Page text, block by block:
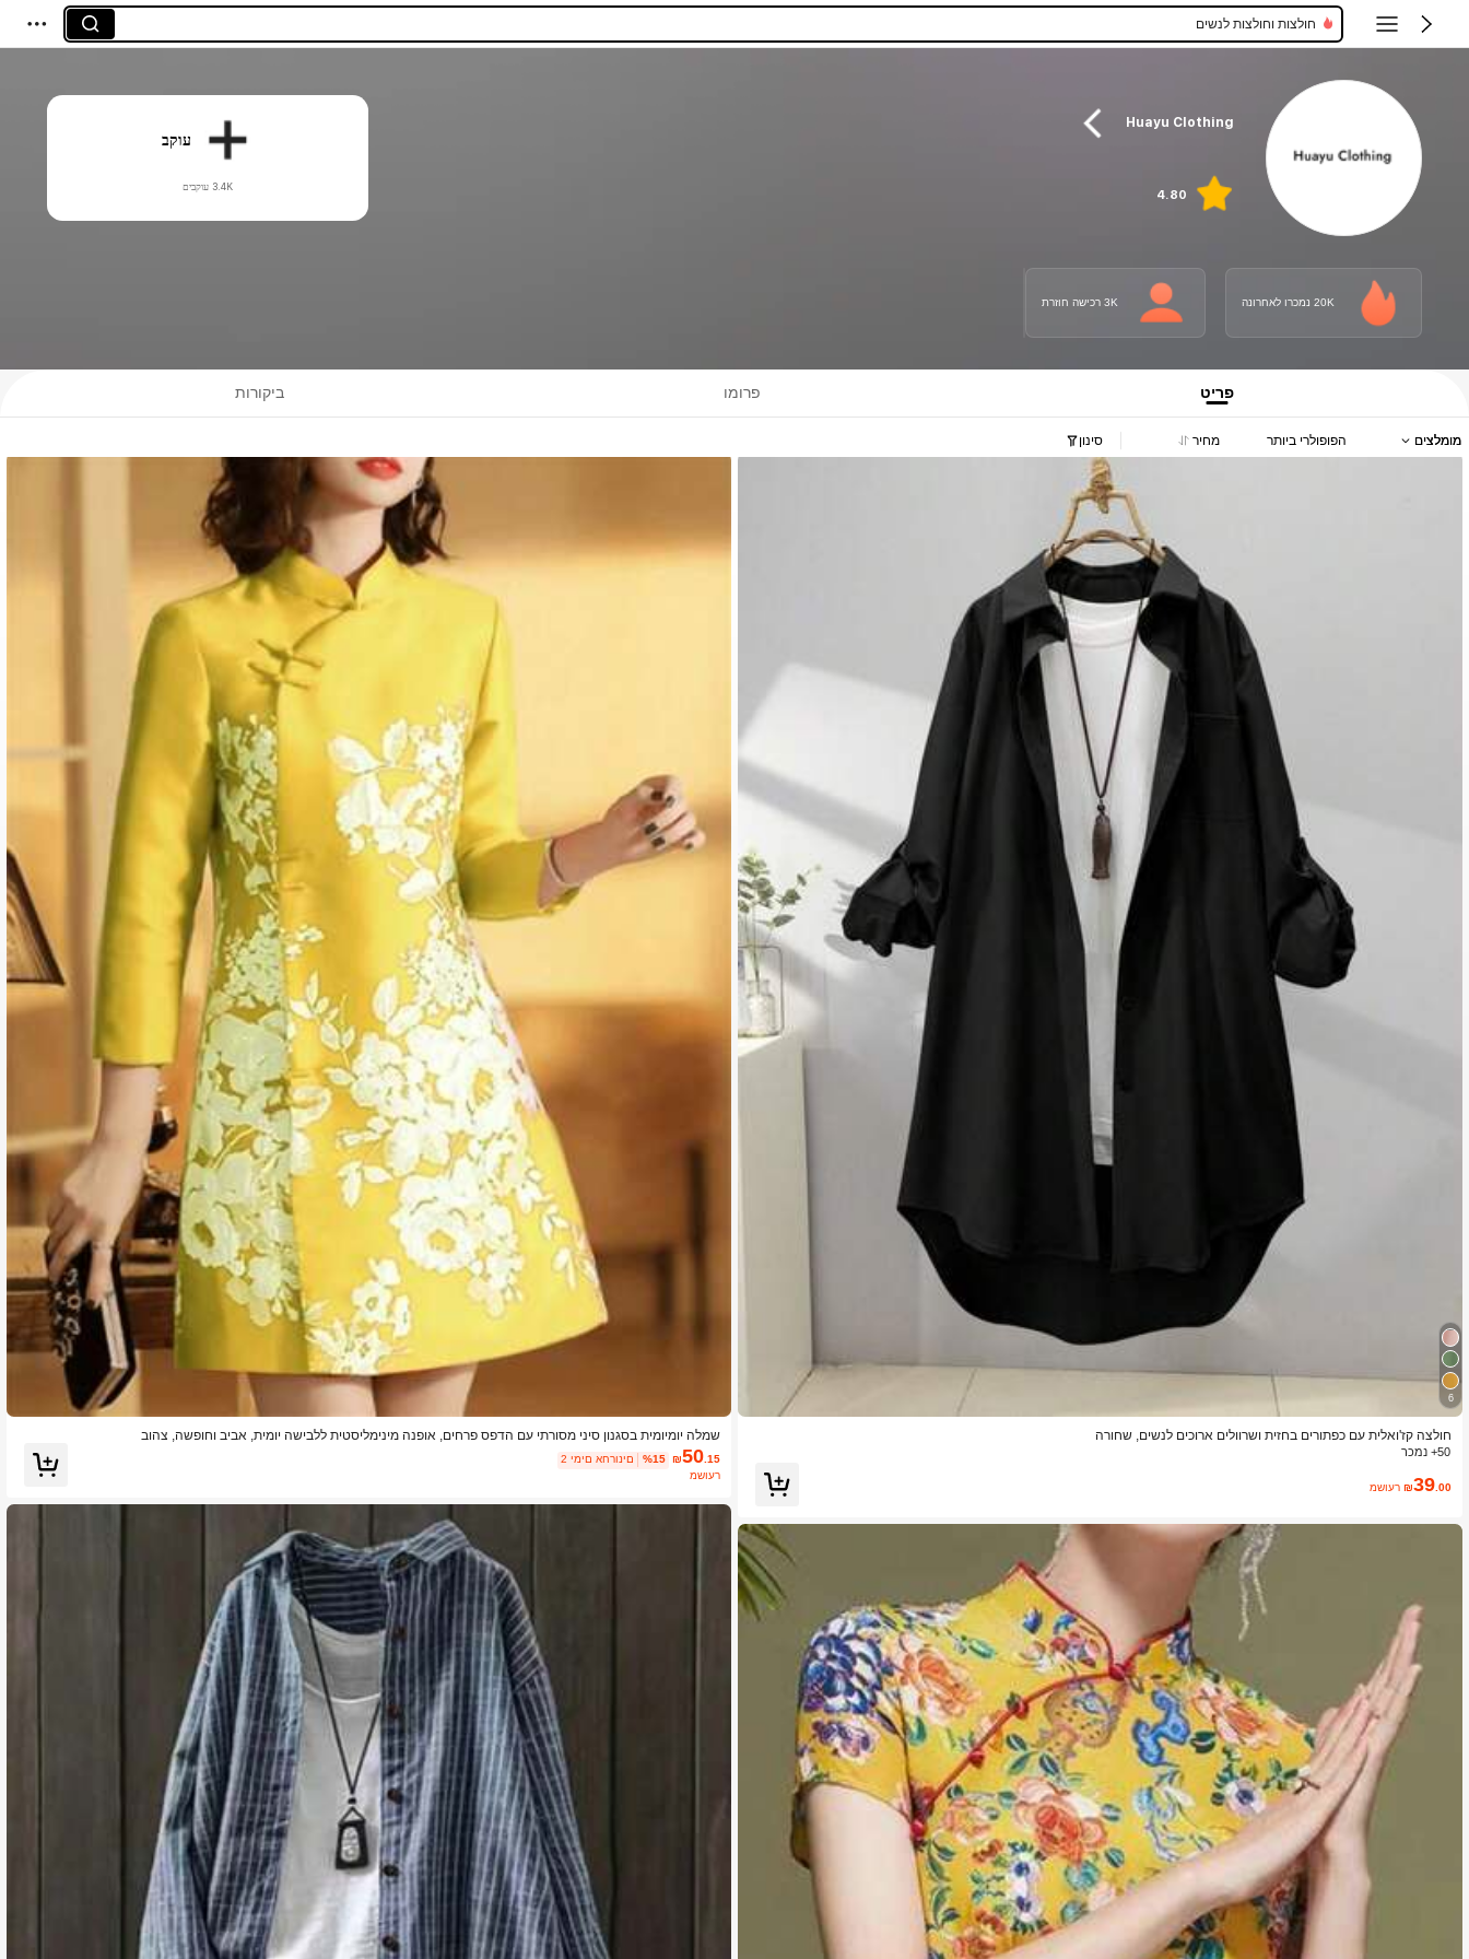
חולצות וחולצות לנשים
Huayu Clothing
4.80
עוקב
3.4K עוקבים
20K נמכרו לאחרונה 3K רכישה חוזרת
פריט פרומו ביקורות
מומלצים הפופולרי ביותר מחיר סינון
6
חולצה קז'ואלית עם כפתורים בחזית ושרוולים ארוכים לנשים, שחורה
50+ נמכר
₪39 .00 משוער
שמלה יומיומית בסגנון סיני מסורתי עם הדפס פרחים, אופנה מינימליסטית ללבישה יומית, אביב וחופשה, צהוב
₪50.15
%15
2 ימים אחרונים
משוער